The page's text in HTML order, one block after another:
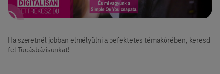
Ha szeretnél jobban elmélyülni a befektetés témakörében, keresd
fel Tudásbázisunkat!